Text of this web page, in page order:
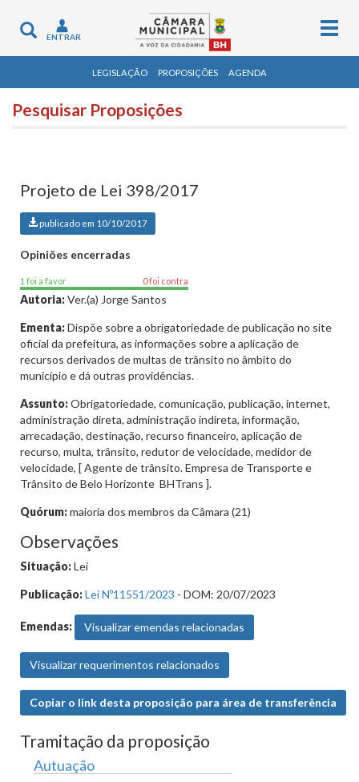
Toggle
navigation
ENTRAR
LEGISLAÇÃO PROPOSIÇÕES AGENDA
Pesquisar Proposições
Projeto de Lei 398/2017
publicado em 10/10/2017
Opiniões encerradas
1 foi a favor 0 foi contra
Autoria:Ver.(a) Jorge Santos
Ementa:Dispõe sobre a obrigatoriedade de publicação no site
oficial da prefeitura, as informações sobre a aplicação de
recursos derivados de multas de trânsito no âmbito do
município e dá outras providências.
Assunto:Obrigatoriedade, comunicação, publicação, internet,
administração direta, administração indireta, informação,
arrecadação, destinação, recurso financeiro, aplicação de
recurso, multa, trânsito, redutor de velocidade, medidor de
velocidade, [ Agente de trânsito. Empresa de Transporte e
Trânsito de Belo Horizonte  BHTrans ].
Quórum:maioria dos membros da Câmara (21)
Observações
Situação:Lei
Publicação:Lei Nº11551/2023 - DOM: 20/07/2023
Emendas: Visualizar emendas relacionadas
Visualizar requerimentos relacionados
Copiar o link desta proposição para área de transferência
Tramitação da proposição
Autuação